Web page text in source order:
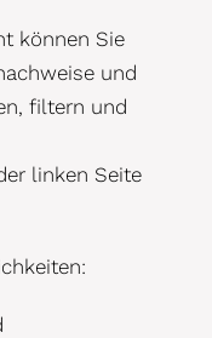
können Sie
und
filtern und
linken Seite